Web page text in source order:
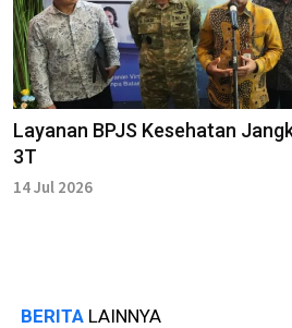
Layanan BPJS Kesehatan
3T
14 Jul 2026
BERITA LAINNYA